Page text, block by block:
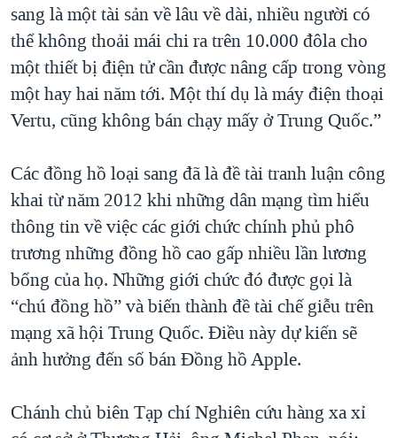
sang là một tài sản về lâu về dài, nhiều người có
thể không thoải mái chi ra trên 10.000 đôla cho
một thiết bị điện tử cần được nâng cấp trong vòng
một hay hai năm tới. Một thí dụ là máy điện thoại
Vertu, cũng không bán chạy mấy ở Trung Quốc.”
Các đồng hồ loại sang đã là đề tài tranh luận công
khai từ năm 2012 khi những dân mạng tìm hiểu
thông tin về việc các giới chức chính phủ phô
trương những đồng hồ cao gấp nhiều lần lương
bổng của họ. Những giới chức đó được gọi là
“chú đồng hồ” và biến thành đề tài chế giễu trên
mạng xã hội Trung Quốc. Điều này dự kiến sẽ
ảnh hưởng đến số bán Đồng hồ Apple.
Chánh chủ biên Tạp chí Nghiên cứu hàng xa xỉ